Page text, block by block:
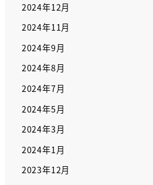
2024年12月
2024年11月
2024年9月
2024年8月
2024年7月
2024年5月
2024年3月
2024年1月
2023年12月